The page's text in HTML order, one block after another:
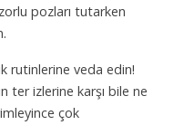
pozları tutarken
rutinlerine veda edin!
ter izlerine karşı bile ne
çok